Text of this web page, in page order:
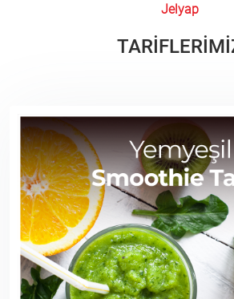
Jelyap